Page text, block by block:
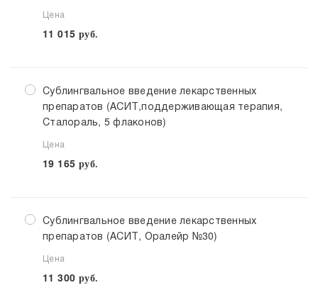
Цена
11 015 руб.
Сублингвальное введение лекарственных
препаратов (АСИТ,поддерживающая терапия,
Сталораль, 5 флаконов)
Цена
19 165 руб.
Сублингвальное введение лекарственных
препаратов (АСИТ, Оралейр №30)
Цена
11 300 руб.